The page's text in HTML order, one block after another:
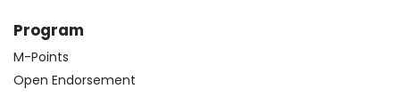
Program
M-Points
Open Endorsement